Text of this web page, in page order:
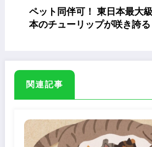
ペット同伴可！ 東日本最大
本のチューリップが咲き誇
関連記事